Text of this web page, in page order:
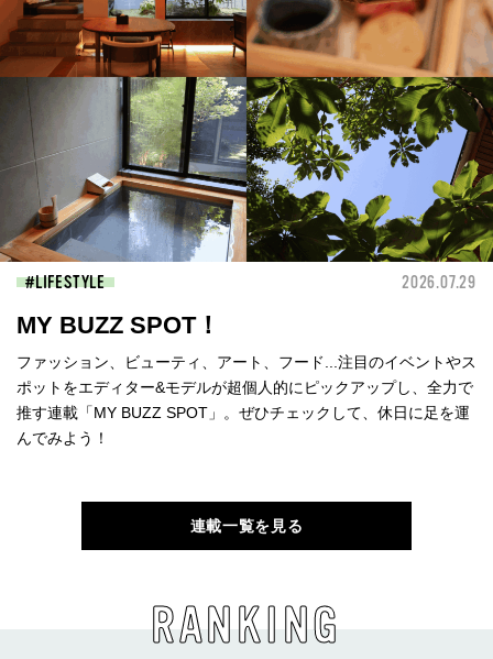
LIFESTYLE 2026.07.29
MY BUZZ SPOT！
ファッション、ビューティ、アート、フード...注目のイベントやス
ポットをエディター&モデルが超個人的にピックアップし、全力で
推す連載「MY BUZZ SPOT」。ぜひチェックして、休日に足を運
んでみよう！
連載一覧を見る
RANKING